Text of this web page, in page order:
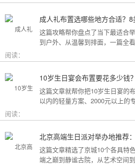
还是被鲜花与海风包裹的梦幻露
这篇攻略帮你盘点了当下最适合
到户外、从温馨到排面，一篇全看
阅读：
这篇文章就帮你把10岁生日宴
以内的轻量方案、2000元以上的
阅读：
这篇文章精选了京城10个各具特
端之巅到静谧古院，从艺术空间